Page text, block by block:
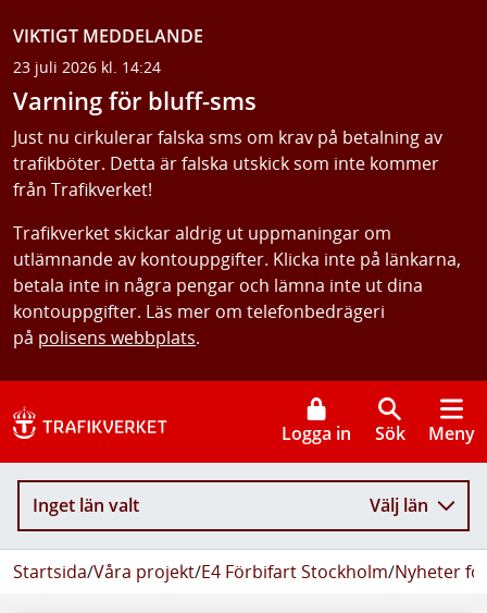
VIKTIGT MEDDELANDE
23 juli 2026 kl. 14:24
Varning för bluff-sms
Just nu cirkulerar falska sms om krav på betalning av
trafikböter. Detta är falska utskick som inte kommer
från Trafikverket!
Trafikverket skickar aldrig ut uppmaningar om
utlämnande av kontouppgifter. Klicka inte på länkarna,
betala inte in några pengar och lämna inte ut dina
kontouppgifter. Läs mer om telefonbedrägeri
på polisens webbplats.
Logga in Sök Meny
Inget län valt Välj län
Startsida/Våra projekt/E4 Förbifart Stockholm/Nyheter